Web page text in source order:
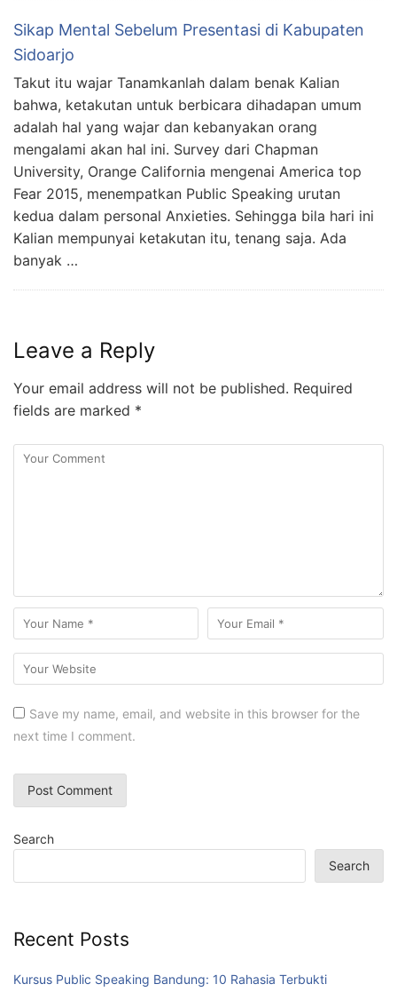
Sikap Mental Sebelum Presentasi di Kabupaten
Sidoarjo
Takut itu wajar Tanamkanlah dalam benak Kalian
bahwa, ketakutan untuk berbicara dihadapan umum
adalah hal yang wajar dan kebanyakan orang
mengalami akan hal ini. Survey dari Chapman
University, Orange California mengenai America top
Fear 2015, menempatkan Public Speaking urutan
kedua dalam personal Anxieties. Sehingga bila hari ini
Kalian mempunyai ketakutan itu, tenang saja. Ada
banyak …
Leave a Reply
Your email address will not be published. Required
fields are marked *
Save my name, email, and website in this browser for the
next time I comment.
Search
Search
Recent Posts
Kursus Public Speaking Bandung: 10 Rahasia Terbukti